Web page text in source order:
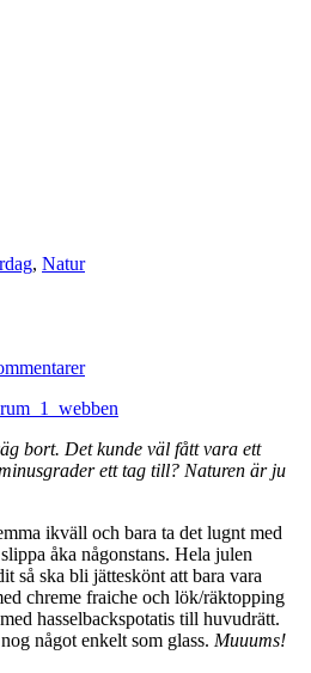
, Natur
bort. Det kunde väl fått vara ett
ett tag till? Naturen är ju
ikväll och bara ta det lugnt med
åka någonstans. Hela julen
så ska bli jätteskönt att bara vara
chreme fraiche och lök/räktopping
hasselbackspotatis till huvudrätt.
något enkelt som glass. Muuums!